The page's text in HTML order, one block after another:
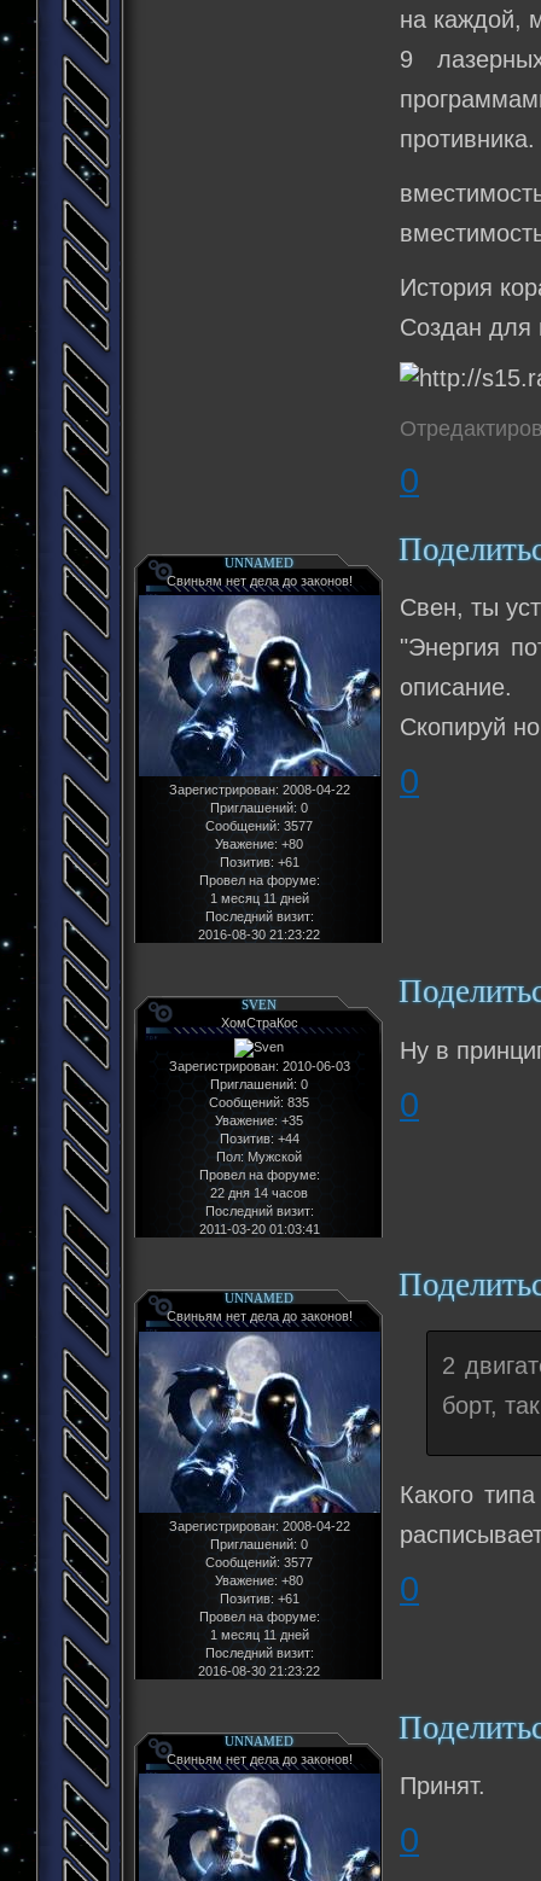
на каждой,
9
История
Создан для
0
UNNAMED
Свиньям нет дела до законов!
Зарегистрирован: 2008-04-22
Приглашений: 0
Сообщений: 3577
Уважение: +80
Позитив: +61
Провел на форуме:
1 месяц 11 дней
Последний визит:
2016-08-30 21:23:22
Свен, ты
"Энергия
описание.
Скопируй
0
SVEN
ХомСтраКос
Зарегистрирован: 2010-06-03
Приглашений: 0
Сообщений: 835
Уважение: +35
Позитив: +44
Пол: Мужской
Провел на форуме:
22 дня 14 часов
Последний визит:
2011-03-20 01:03:41
Ну в
0
UNNAMED
Свиньям нет дела до законов!
Зарегистрирован: 2008-04-22
Приглашений: 0
Сообщений: 3577
Уважение: +80
Позитив: +61
Провел на форуме:
1 месяц 11 дней
Последний визит:
2016-08-30 21:23:22
2
борт,
Какого
0
UNNAMED
Свиньям нет дела до законов!
Принят.
0